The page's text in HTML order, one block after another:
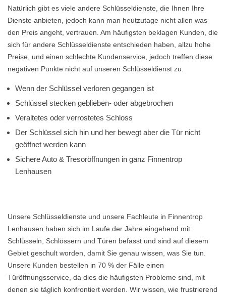
Natürlich gibt es viele andere Schlüsseldienste, die Ihnen Ihre
Dienste anbieten, jedoch kann man heutzutage nicht allen was
den Preis angeht, vertrauen. Am häufigsten beklagen Kunden, die
sich für andere Schlüsseldienste entschieden haben, allzu hohe
Preise, und einen schlechte Kundenservice, jedoch treffen diese
negativen Punkte nicht auf unseren Schlüsseldienst zu.
Wenn der Schlüssel verloren gegangen ist
Schlüssel stecken geblieben- oder abgebrochen
Veraltetes oder verrostetes Schloss
Der Schlüssel sich hin und her bewegt aber die Tür nicht
geöffnet werden kann
Sichere Auto & Tresoröffnungen in ganz Finnentrop
Lenhausen
Unsere Schlüsseldienste und unsere Fachleute in Finnentrop
Lenhausen haben sich im Laufe der Jahre eingehend mit
Schlüsseln, Schlössern und Türen befasst und sind auf diesem
Gebiet geschult worden, damit Sie genau wissen, was Sie tun.
Unsere Kunden bestellen in 70 % der Fälle einen
Türöffnungsservice, da dies die häufigsten Probleme sind, mit
denen sie täglich konfrontiert werden. Wir wissen, wie frustrierend